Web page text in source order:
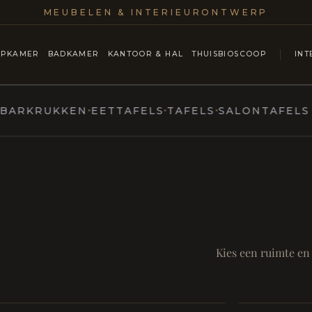
MEUBELEN & INTERIEURONTWERP
BADKAMER KANTOOR & HAL THUISBIOSCOOP
EETTAFELS TAFELS SALONTAFELS &
Kies een ruimte